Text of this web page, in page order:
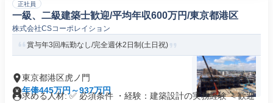
正社員
一級、二級建築士歓迎/平均年収600万円/東京都港区
株式会社CSコーポレイション
賞与年3回/転勤なし/完全週休2日制(土日祝)
東京都港区虎ノ門
年俸445万円～937万円
求める人材: ✅ 必須条件 ・経験：建築設計の実務経験 ＜歓迎